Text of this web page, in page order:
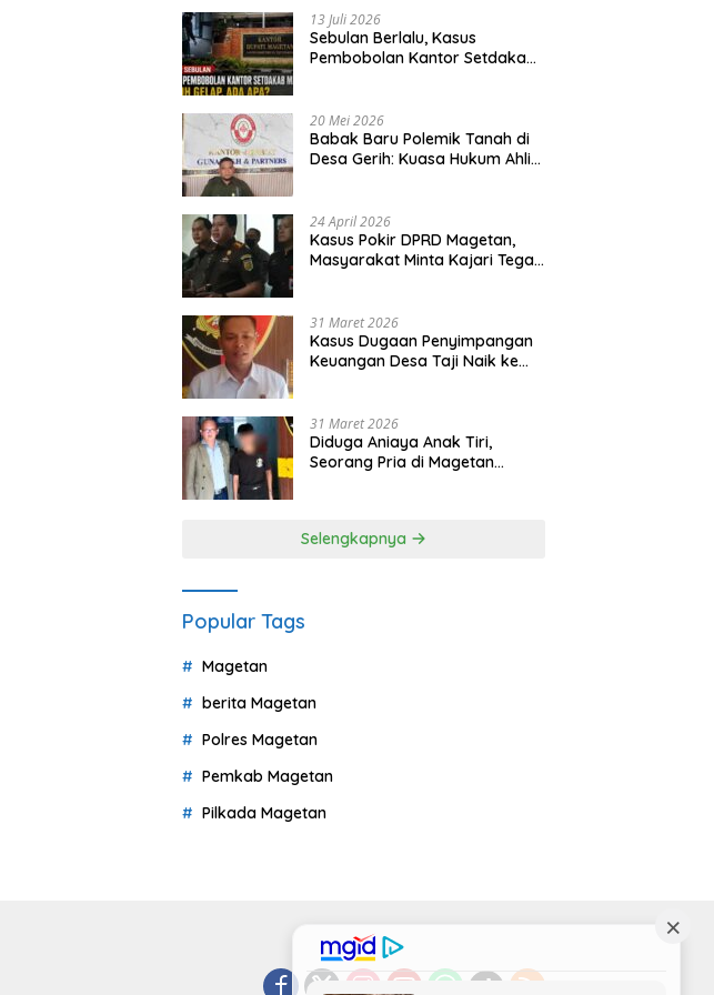
13 Juli 2026
Sebulan Berlalu, Kasus
Pembobolan Kantor Setdakab
20 Mei 2026
Babak Baru Polemik Tanah di
Desa Gerih: Kuasa Hukum Ahli
24 April 2026
Kasus Pokir DPRD Magetan,
Masyarakat Minta Kajari Tegak
31 Maret 2026
Kasus Dugaan Penyimpangan
Keuangan Desa Taji Naik ke
31 Maret 2026
Diduga Aniaya Anak Tiri,
Seorang Pria di Magetan
Selengkapnya
Popular Tags
Magetan
berita Magetan
Polres Magetan
Pemkab Magetan
Pilkada Magetan